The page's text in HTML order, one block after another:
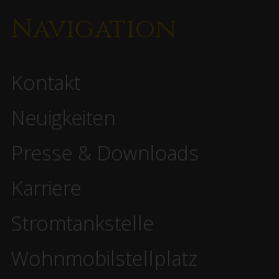
Navigation
Kontakt
Neuigkeiten
Presse & Downloads
Karriere
Stromtankstelle
Wohnmobilstellplatz